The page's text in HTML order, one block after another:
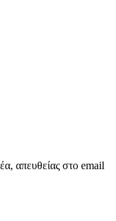
απευθείας στο email